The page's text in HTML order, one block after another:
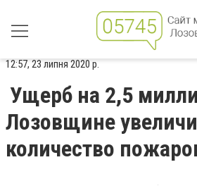
12:57, 23 липня 2020 р.
Ущерб на 2,5
Лозовщине
количество